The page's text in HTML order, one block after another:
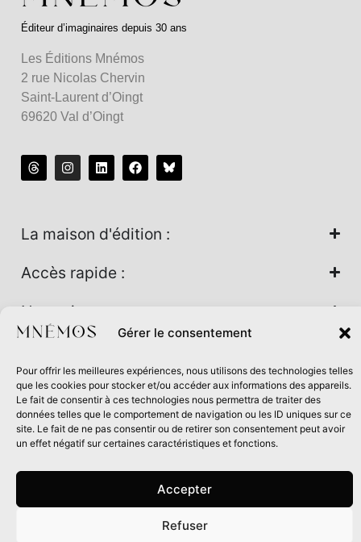
Gérer le consentement
Pour offrir les meilleures expériences, nous utilisons des technologies telles
que les cookies pour stocker et/ou accéder aux informations des appareils.
Le fait de consentir à ces technologies nous permettra de traiter des
données telles que le comportement de navigation ou les ID uniques sur ce
site. Le fait de ne pas consentir ou de retirer son consentement peut avoir
un effet négatif sur certaines caractéristiques et fonctions.
Accepter
Refuser
Éditeur d’imaginaires depuis 30 ans
Les Éditions Mnémos
2 rue Nicolas Chervin
Saint-Laurent d’Oingt
69620 Val d’Oingt
La maison d'édition :
Accès rapide :
Nos univers :
Maison d’édition soutenue par la DRAC Auvergne-Rhône-
Alpes et la Région Auvergne-Rhône-Alpes dans le cadre du
Contrat de filière Livre 2024